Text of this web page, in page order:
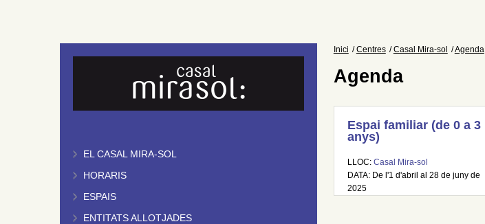
EL CASAL MIRA-SOL
HORARIS
ESPAIS
ENTITATS ALLOTJADES
Inici Centres Casal Mira-sol Agenda
Agenda
Espai familiar (de 0 a 3
anys)
LLOC: Casal Mira-sol
DATA: De l'1 d'abril al 28 de juny de
2025